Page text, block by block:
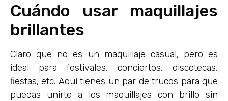
Cuándo usar maquillajes
brillantes
Claro que no es un maquillaje casual, pero es
ideal para festivales, conciertos, discotecas,
fiestas, etc. Aquí tienes un par de trucos para que
puedas unirte a los maquillajes con brillo sin